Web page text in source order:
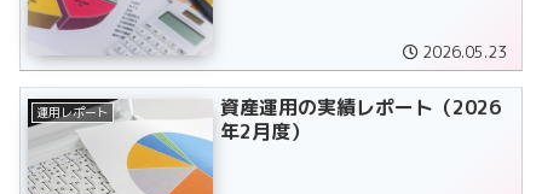
2026.05.23
運用レポート
資産運用の実績レポート（2026
年2月度）